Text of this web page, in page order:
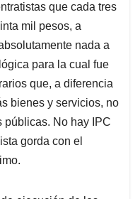
que cada tres
mil pesos, a
nada a
para la cual fue
que, a diferencia
bienes y servicios, no
públicas. No hay IPC
gorda con el